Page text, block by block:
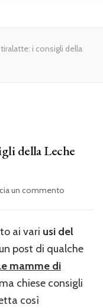
i consigli della
della Leche
un commento
tiralatte:
consigli
Leche
League
ai vari usi del
post di qualche
mamme di
chiese consigli
così